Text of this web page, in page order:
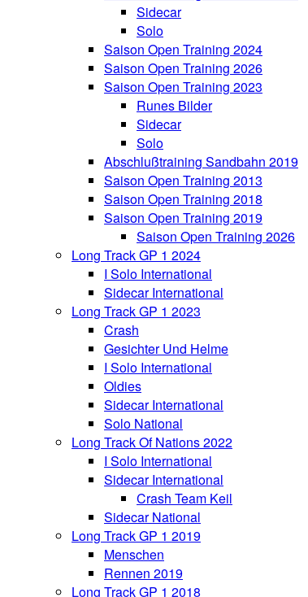
Sidecar
Solo
Saison Open Training 2024
Saison Open Training 2026
Saison Open Training 2023
Runes Bilder
Sidecar
Solo
Abschlußtraining Sandbahn 2019
Saison Open Training 2013
Saison Open Training 2018
Saison Open Training 2019
Saison Open Training 2026
Long Track GP 1 2024
I Solo International
Sidecar International
Long Track GP 1 2023
Crash
Gesichter Und Helme
I Solo International
Oldies
Sidecar International
Solo National
Long Track Of Nations 2022
I Solo International
Sidecar International
Crash Team Keil
Sidecar National
Long Track GP 1 2019
Menschen
Rennen 2019
Long Track GP 1 2018